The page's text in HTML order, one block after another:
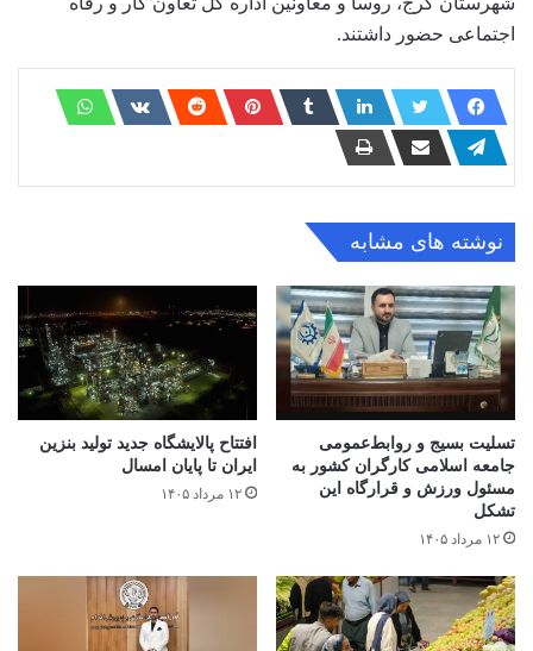
اجتماعی حضور داشتند.
نوشته های مشابه
تسلیت بسیج و روابط‌عمومی
جامعه اسلامی کارگران کشور به
مسئول ورزش و قرارگاه این
تشکل
۱۲ مرداد ۱۴۰۵
افتتاح ‌پالایشگاه جدید تولید بنزین
ایران تا پایان امسال
۱۲ مرداد ۱۴۰۵